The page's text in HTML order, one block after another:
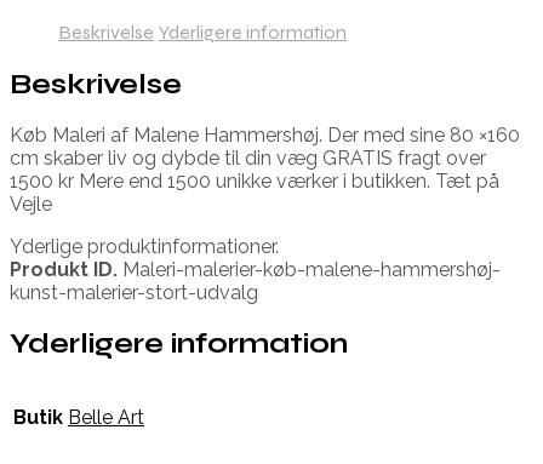
Beskrivelse Yderligere information
Beskrivelse
Køb Maleri af Malene Hammershøj. Der med sine 80 ×160
cm skaber liv og dybde til din væg GRATIS fragt over
1500 kr Mere end 1500 unikke værker i butikken. Tæt på
Vejle
Yderlige produktinformationer.
Produkt ID. Maleri-malerier-køb-malene-hammershøj-
kunst-malerier-stort-udvalg
Yderligere information
Butik Belle Art